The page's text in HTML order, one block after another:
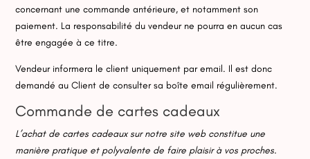
concernant une commande antérieure, et notamment son
paiement. La responsabilité du vendeur ne pourra en aucun cas
être engagée à ce titre.
Vendeur informera le client uniquement par email. Il est donc
demandé au Client de consulter sa boîte email régulièrement.
Commande de cartes cadeaux
L’achat de cartes cadeaux sur notre site web constitue une
manière pratique et polyvalente de faire plaisir à vos proches.